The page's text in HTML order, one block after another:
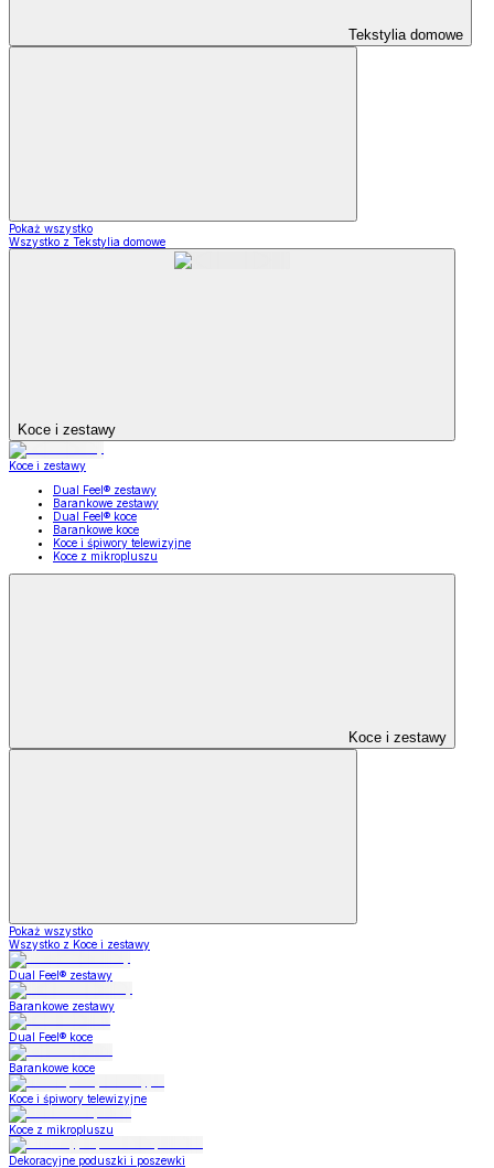
Tekstylia domowe
Pokaż wszystko
Wszystko z Tekstylia domowe
Koce i zestawy
Koce i zestawy
Dual Feel® zestawy
Barankowe zestawy
Dual Feel® koce
Barankowe koce
Koce i śpiwory telewizyjne
Koce z mikropluszu
Koce i zestawy
Pokaż wszystko
Wszystko z Koce i zestawy
Dual Feel® zestawy
Barankowe zestawy
Dual Feel® koce
Barankowe koce
Koce i śpiwory telewizyjne
Koce z mikropluszu
Dekoracyjne poduszki i poszewki